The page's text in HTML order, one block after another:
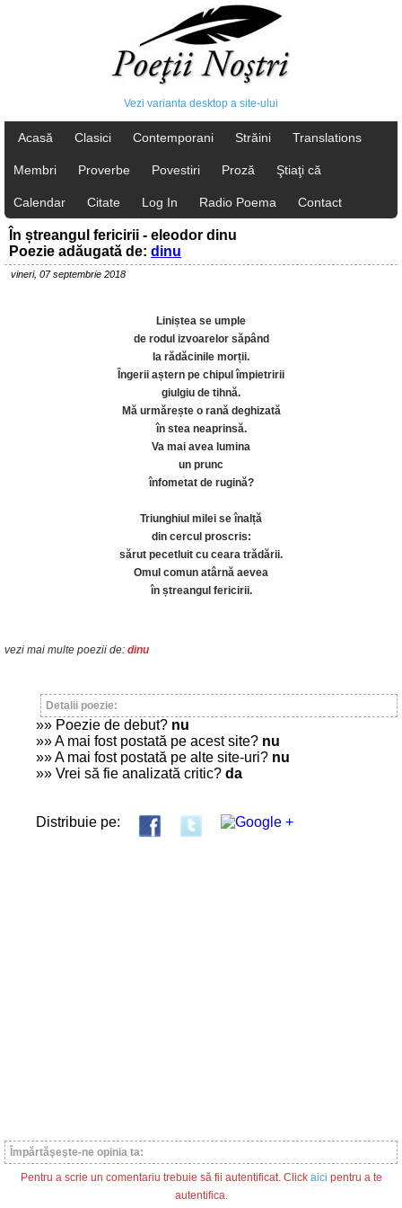
Vezi varianta desktop a site-ului
Acasă Clasici Contemporani Străini Translations
Membri Proverbe Povestiri Proză Ştiaţi că
Calendar Citate Log In Radio Poema Contact
În ștreangul fericirii - eleodor dinu
Poezie adăugată de: dinu
vineri, 07 septembrie 2018
Liniștea se umple
de rodul izvoarelor săpând
la rădăcinile morții.
Îngerii aștern pe chipul împietririi
giulgiu de tihnă.
Mă urmărește o rană deghizată
în stea neaprinsă.
Va mai avea lumina
un prunc
înfometat de rugină?
Triunghiul milei se înalță
din cercul proscris:
sărut pecetluit cu ceara trădării.
Omul comun atârnă aevea
în ștreangul fericirii.
vezi mai multe poezii de: dinu
Detalii poezie:
»» Poezie de debut? nu
»» A mai fost postată pe acest site? nu
»» A mai fost postată pe alte site-uri? nu
»» Vrei să fie analizată critic? da
Distribuie pe:
Împărtăşeşte-ne opinia ta:
Pentru a scrie un comentariu trebuie să fii autentificat. Click aici pentru a te
autentifica.